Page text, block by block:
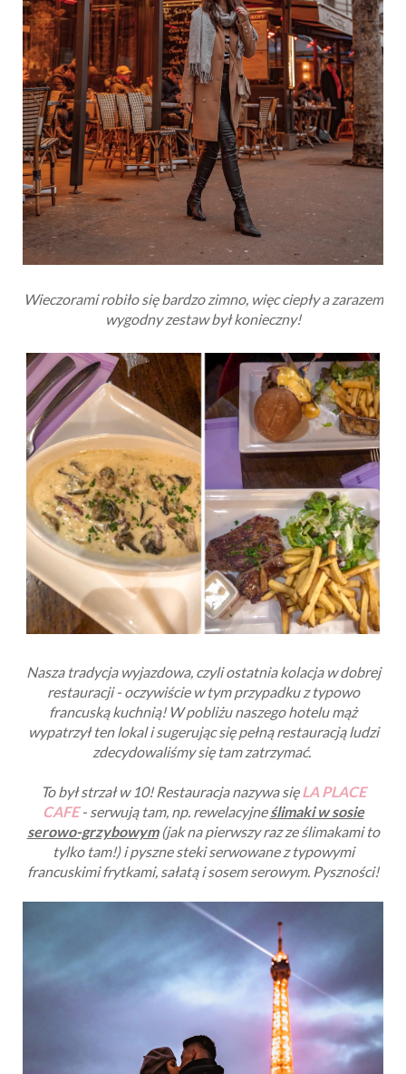
Wieczorami robiło się bardzo zimno, więc ciepły a zarazem
wygodny zestaw był konieczny!
Nasza tradycja wyjazdowa, czyli ostatnia kolacja w dobrej
restauracji - oczywiście w tym przypadku z typowo
francuską kuchnią! W pobliżu naszego hotelu mąż
wypatrzył ten lokal i sugerując się pełną restauracją ludzi
zdecydowaliśmy się tam zatrzymać.
To był strzał w 10! Restauracja nazywa sięLA PLACE
CAFE - serwują tam, np. rewelacyjneślimaki w sosie
serowo-grzybowym(jak na pierwszy raz ze ślimakami to
tylko tam!) i pyszne steki serwowane z typowymi
francuskimi frytkami, sałatą i sosem serowym. Pyszności!